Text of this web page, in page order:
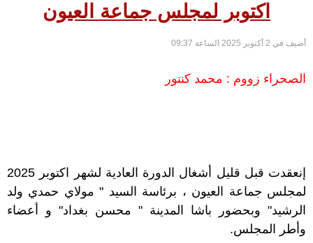
اكتوبر لمجلس جماعة العيون
أضيف في 2 أكتوبر 2025 الساعة 09:37
الصحراء زووم : محمد كنتور
إنعقدت قبل قليل أشغال الدورة العادية لشهر اكتوبر 2025
لمجلس جماعة العيون ، برئاسة السيد " مولاي حمدي ولد
الرشيد" وبحضور باشا المدينة " محسن بغداد" و أعضاء
وأطر المجلس.